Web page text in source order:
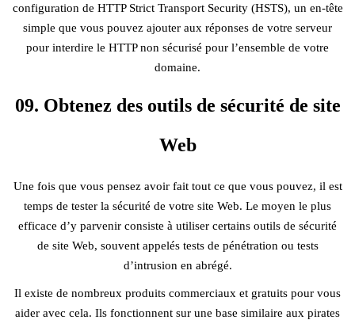
configuration de HTTP Strict Transport Security (HSTS), un en-tête
simple que vous pouvez ajouter aux réponses de votre serveur
pour interdire le HTTP non sécurisé pour l’ensemble de votre
domaine.
09. Obtenez des outils de sécurité de site
Web
Une fois que vous pensez avoir fait tout ce que vous pouvez, il est
temps de tester la sécurité de votre site Web. Le moyen le plus
efficace d’y parvenir consiste à utiliser certains outils de sécurité
de site Web, souvent appelés tests de pénétration ou tests
d’intrusion en abrégé.
Il existe de nombreux produits commerciaux et gratuits pour vous
aider avec cela. Ils fonctionnent sur une base similaire aux pirates